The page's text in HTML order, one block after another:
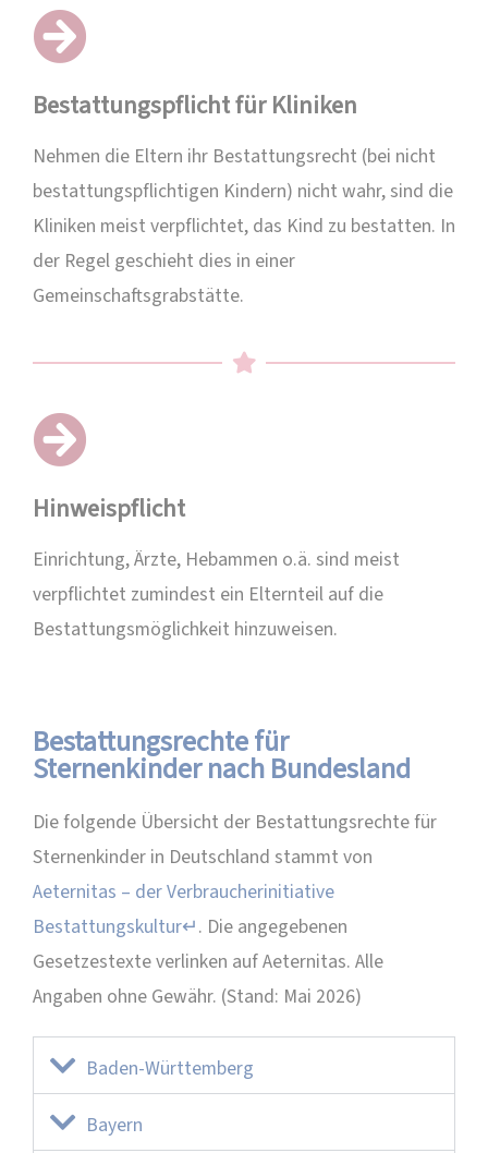
Bestattungspflicht für Kliniken
Nehmen die Eltern ihr Bestattungsrecht (bei nicht
bestattungspflichtigen Kindern) nicht wahr, sind die
Kliniken meist verpflichtet, das Kind zu bestatten. In
der Regel geschieht dies in einer
Gemeinschaftsgrabstätte.
Hinweispflicht
Einrichtung, Ärzte, Hebammen o.ä. sind meist
verpflichtet zumindest ein Elternteil auf die
Bestattungsmöglichkeit hinzuweisen.
Bestattungsrechte für
Sternenkinder nach Bundesland
Die folgende Übersicht der Bestattungsrechte für
Sternenkinder in Deutschland stammt von
Aeternitas – der Verbraucherinitiative
Bestattungskultur↵. Die angegebenen
Gesetzestexte verlinken auf Aeternitas. Alle
Angaben ohne Gewähr. (Stand: Mai 2026)
Baden-Württemberg
Bayern